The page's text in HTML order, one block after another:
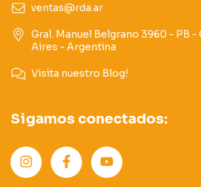
ventas@rda.ar
Gral. Manuel Belgrano 3960 - PB
Aires - Argentina
Visita nuestro Blog!
Sigamos conectados: